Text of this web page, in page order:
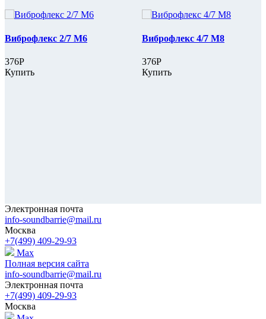
Виброфлекс 2/7 М6
376Р
Купить
Виброфлекс 4/7 М8
376Р
Купить
Электронная почта
info-soundbarrie@mail.ru
Москва
+7(499) 409-29-93
Max
Полная версия сайта
info-soundbarrie@mail.ru
Электронная почта
+7(499) 409-29-93
Москва